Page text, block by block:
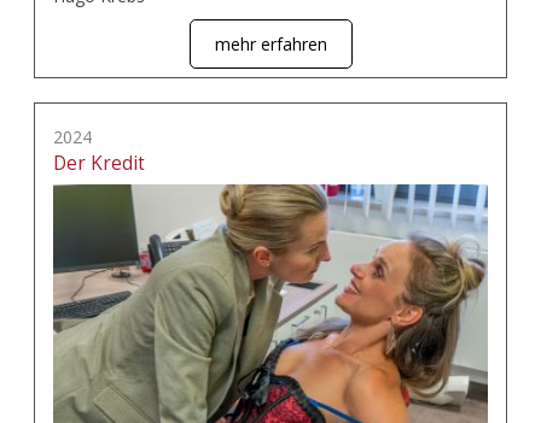
mehr erfahren
2024
Der Kredit